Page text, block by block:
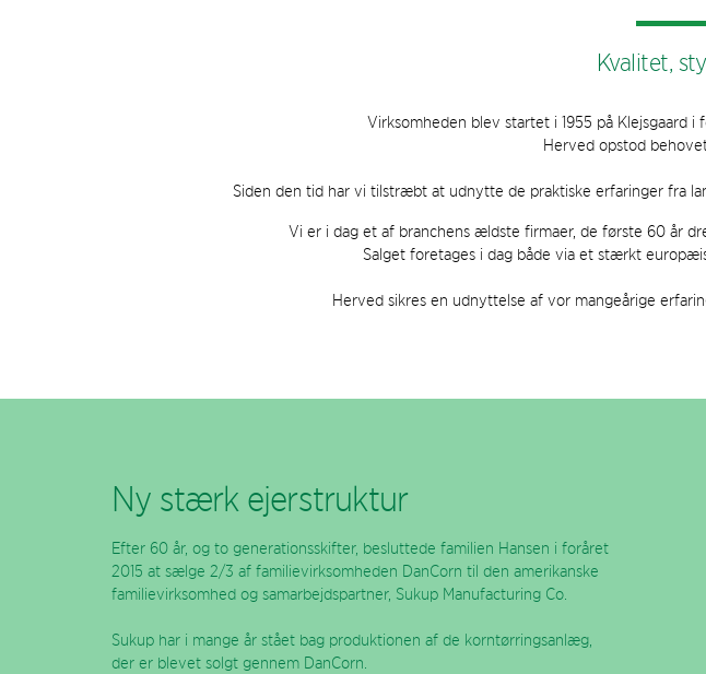
Kvalitet,
Virksomheden blev startet i 1955 på Klejsgaard
Herved opstod
Siden den tid har vi tilstræbt at udnytte de praktiske erfaringer fra
Vi er i dag et af branchens ældste firmaer, de første 60 år
Salget foretages i dag både via et stærkt
Herved sikres en udnyttelse af vor mangeårige
Ny stærk ejerstruktur
Efter 60 år, og to generationsskifter, besluttede familien Hansen i foråret
2015 at sælge 2/3 af familievirksomheden DanCorn til den amerikanske
familievirksomhed og samarbejdspartner, Sukup Manufacturing Co.
Sukup har i mange år stået bag produktionen af de korntørringsanlæg,
der er blevet solgt gennem DanCorn.